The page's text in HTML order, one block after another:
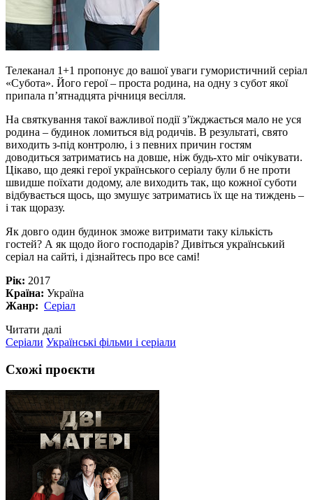
Телеканал 1+1 пропонує до вашої уваги гумористичний серіал
«Субота». Його герої – проста родина, на одну з субот якої
припала п’ятнадцята річниця весілля.
На святкування такої важливої події з’їжджається мало не уся
родина – будинок ломиться від родичів. В результаті, свято
виходить з-під контролю, і з певних причин гостям
доводиться затриматись на довше, ніж будь-хто міг очікувати.
Цікаво, що деякі герої українського серіалу були б не проти
швидше поїхати додому, але виходить так, що кожної суботи
відбувається щось, що змушує затриматись їх ще на тиждень –
і так щоразу.
Як довго один будинок зможе витримати таку кількість
гостей? А як щодо його господарів? Дивіться український
серіал на сайті, і дізнайтесь про все самі!
Рік: 2017
Країна: Україна
Жанр: Серіал
Читати далі
Серіали Українські фільми і серіали
Схожі проєкти